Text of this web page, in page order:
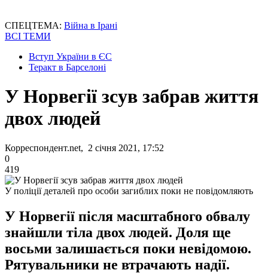
СПЕЦТЕМА: Війна в Ірані
ВСІ ТЕМИ
Вступ України в ЄС
Теракт в Барселоні
У Норвегії зсув забрав життя
двох людей
Корреспондент.net, 2 січня 2021, 17:52
0
419
У поліції деталей про особи загиблих поки не повідомляють
У Норвегії після масштабного обвалу
знайшли тіла двох людей. Доля ще
восьми залишається поки невідомою.
Рятувальники не втрачають надії.